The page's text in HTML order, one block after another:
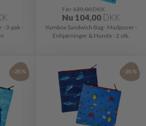
- 3-pak -
Før139,00 DKK
Nu 104,00 DKK
Yumbox Sandwich Bag - Madposer -
Enhjørninger & Hunde - 2 stk.
-25% -25%